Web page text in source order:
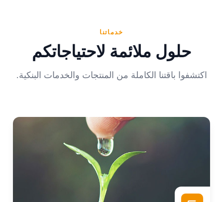
خدماتنا
حلول ملائمة لاحتياجاتكم
اكتشفوا باقتنا الكاملة من المنتجات والخدمات البنكية.